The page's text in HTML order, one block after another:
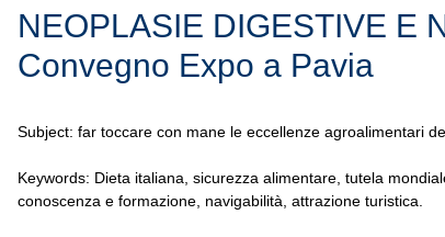
NEOPLASIE DIGESTIVE E
Convegno Expo a Pavia
Subject: far toccare con mane le eccellenze agroalimentari
Keywords: Dieta italiana, sicurezza alimentare, tutela
conoscenza e formazione, navigabilità, attrazione turistica.